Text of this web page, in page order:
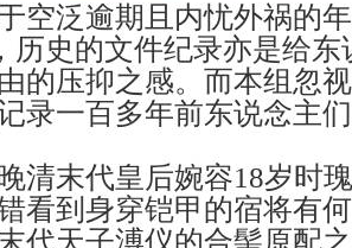
空泛逾期且内忧外祸的
历史的文件纪录亦是给
的压抑之感。而本组忽
录一百多年前东说念主
清末代皇后婉容18岁时
看到身穿铠甲的宿将有
代天子溥仪的合髻原配